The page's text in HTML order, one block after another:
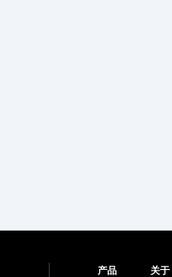
产品
关于